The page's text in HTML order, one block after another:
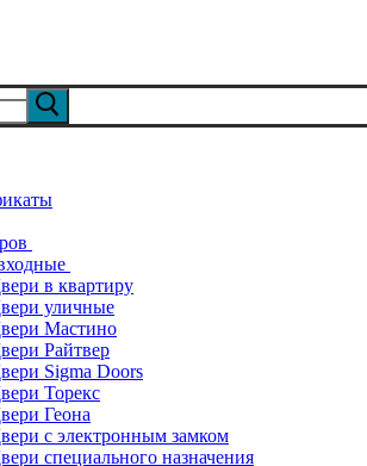
в квартиру
уличные
Мастино
Райтвер
Sigma Doors
Торекс
Геона
с электронным замком
специального назначения